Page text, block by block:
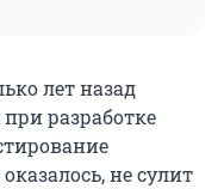
лет назад
разработке
не сулит